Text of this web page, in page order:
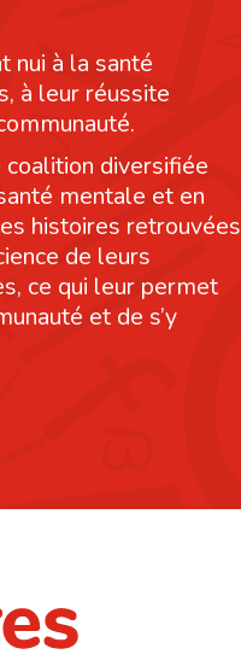
nui à la santé
à leur réussite
coalition diversifiée
mentale et en
histoires retrouvées
de leurs
ce qui leur permet
et de s’y